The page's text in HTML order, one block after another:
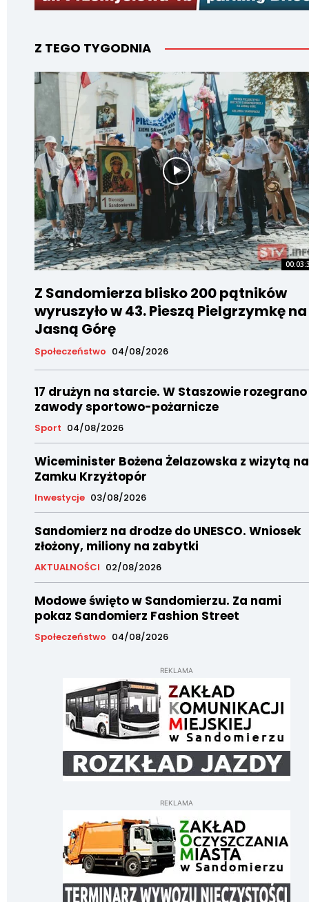
Z TEGO TYGODNIA
Z Sandomierza blisko 200 pątników
wyruszyło w 43. Pieszą Pielgrzymkę na
Jasną Górę
Społeczeństwo 04/08/2026
17 drużyn na starcie. W Staszowie rozegrano
zawody sportowo-pożarnicze
Sport 04/08/2026
Wiceminister Bożena Żelazowska z wizytą na
Zamku Krzyżtopór
Inwestycje 03/08/2026
Sandomierz na drodze do UNESCO. Wniosek
złożony, miliony na zabytki
AKTUALNOŚCI 02/08/2026
Modowe święto w Sandomierzu. Za nami
pokaz Sandomierz Fashion Street
Społeczeństwo 04/08/2026
REKLAMA
REKLAMA